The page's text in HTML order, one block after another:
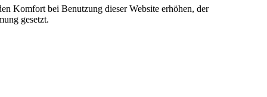
Komfort bei Benutzung dieser Website erhöhen, der
gesetzt.